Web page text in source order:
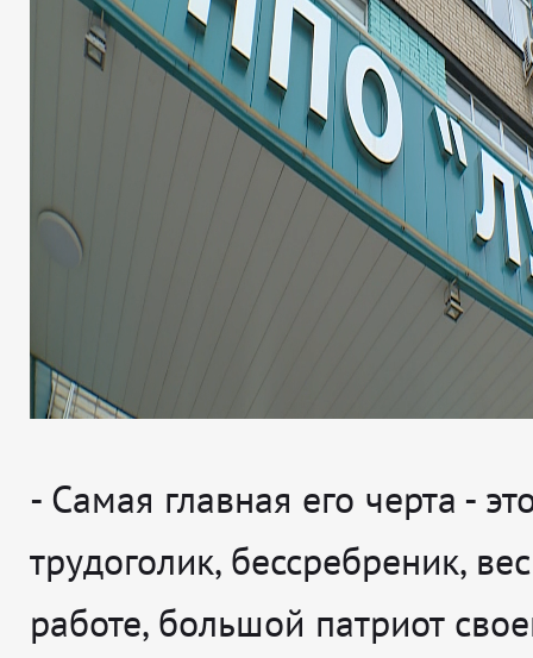
- Самая главная его черта -
трудоголик, бессребреник,
работе, большой патриот